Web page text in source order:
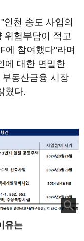
천 송도 사업의
위험부담이 적고
에 참여했다"라며
에 대한 면밀한
동산금융 시장
혔다.
유는